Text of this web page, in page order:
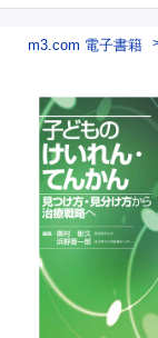
m3.com 電子書籍